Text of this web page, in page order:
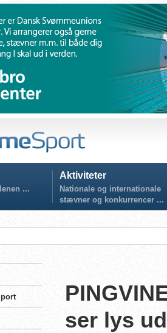
...
Aktiviteter
Nationale og internationale
stævner og konkurrencer ...
ser lys ud